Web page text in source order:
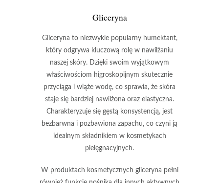
Gliceryna
Gliceryna to niezwykle popularny humektant,
który odgrywa kluczową rolę w nawilżaniu
naszej skóry. Dzięki swoim wyjątkowym
właściwościom higroskopijnym skutecznie
przyciąga i wiąże wodę, co sprawia, że skóra
staje się bardziej nawilżona oraz elastyczna.
Charakteryzuje się gęstą konsystencją, jest
bezbarwna i pozbawiona zapachu, co czyni ją
idealnym składnikiem w kosmetykach
pielęgnacyjnych.
W produktach kosmetycznych gliceryna pełni